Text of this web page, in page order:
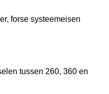
forse systeemeisen
tussen 260, 360 en